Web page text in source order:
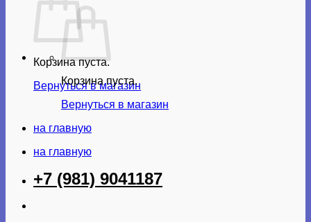
Корзина пуста.
Вернуться в магазин
Корзина пуста.
Вернуться в магазин
на главную
на главную
+7 (981) 9041187